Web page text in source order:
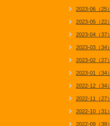
2023-06（25）
2023-05（22）
2023-04（37）
2023-03（34）
2023-02（27）
2023-01（34）
2022-12（34）
2022-11（27）
2022-10（31）
2022-09（39）